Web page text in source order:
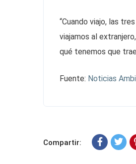
“Cuando viajo, las
viajamos al
qué tenemos que
Fuente: Noticias
Compartir: